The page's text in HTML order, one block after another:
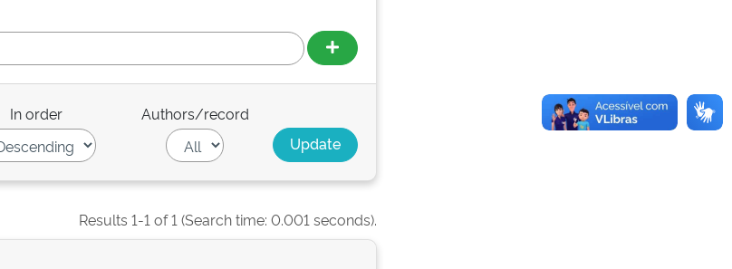
In order Authors/record
Results 1-1 of 1 (Search time: 0.001 seconds).